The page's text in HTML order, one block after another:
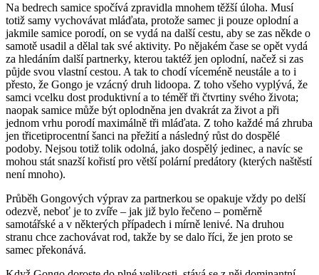
Na bedrech samice spočívá zpravidla mnohem těžší úloha. Musí
totiž samy vychovávat mláďata, protože samec ji pouze oplodní a
jakmile samice porodí, on se vydá na další cestu, aby se zas někde o
samotě usadil a dělal tak své aktivity. Po nějakém čase se opět vydá
za hledáním další partnerky, kterou taktéž jen oplodní, načež si zas
půjde svou vlastní cestou. A tak to chodí víceméně neustále a to i
přesto, že Gongo je vzácný druh lidoopa. Z toho všeho vyplývá, že
samci vcelku dost produktivní a to téměř tři čtvrtiny svého života;
naopak samice může být oplodněna jen dvakrát za život a při
jednom vrhu porodí maximálně tři mláďata. Z toho každé má zhruba
jen třicetiprocentní šanci na přežití a následný růst do dospělé
podoby. Nejsou totiž tolik odolná, jako dospělý jedinec, a navíc se
mohou stát snazší kořistí pro větší polární predátory (kterých naštěstí
není mnoho).
Průběh Gongových výprav za partnerkou se opakuje vždy po delší
odezvě, neboť je to zvíře – jak již bylo řečeno – poměrně
samotářské a v některých případech i mírně lenivé. Na druhou
stranu chce zachovávat rod, takže by se dalo říci, že jen proto se
samec překonává.